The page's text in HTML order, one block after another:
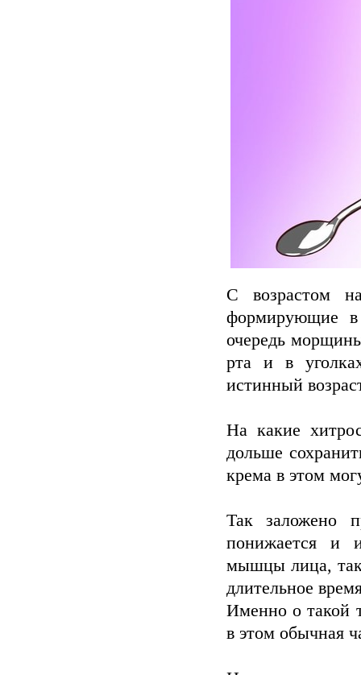
С возрастом
формирующие в
очередь
рта и в
истинный
На какие
дольше
крема в этом
Так заложено
понижается и
мышцы лица,
длительное
Именно о такой
в этом обычная